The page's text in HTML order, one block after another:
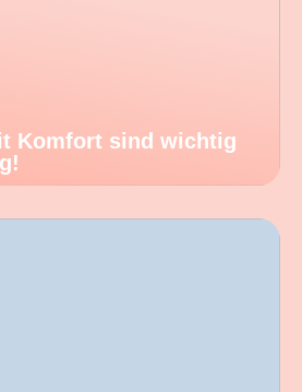
Komfort sind wichtig